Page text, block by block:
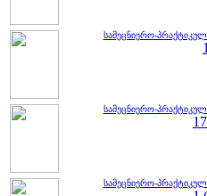
სამეცნიერო-
სამეცნიერო-
სამეცნიერო-